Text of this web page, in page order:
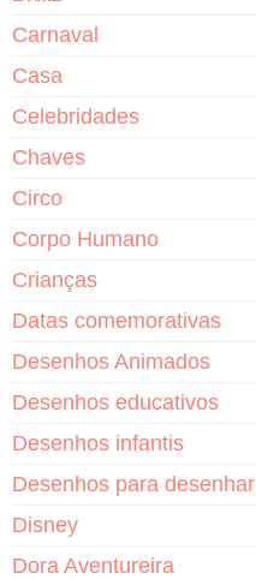
Carnaval
Casa
Celebridades
Chaves
Circo
Corpo Humano
Crianças
Datas comemorativas
Desenhos Animados
Desenhos educativos
Desenhos infantis
Desenhos para desenhar
Disney
Dora Aventureira